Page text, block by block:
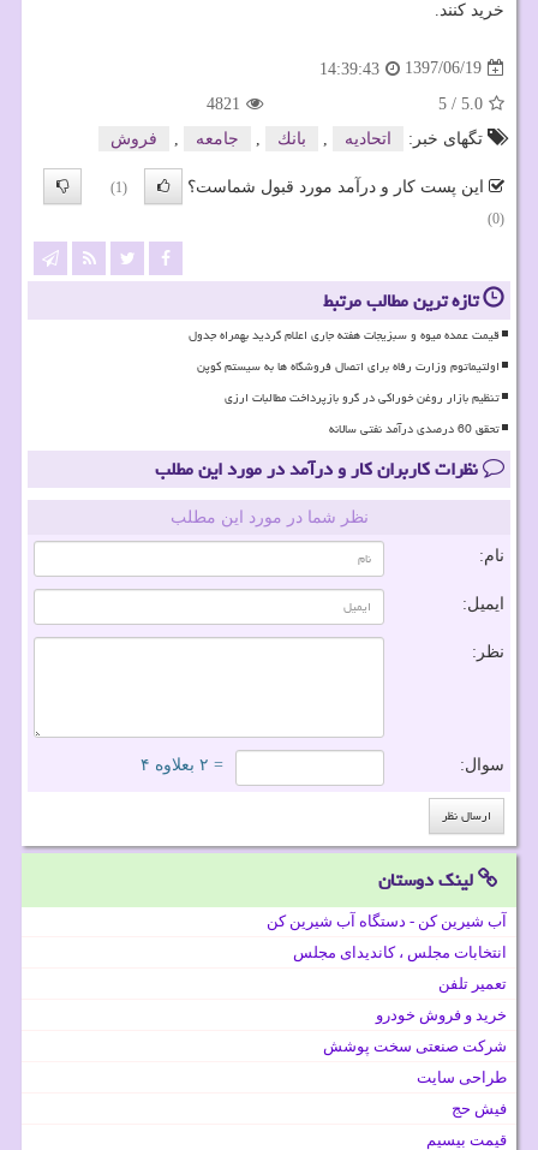
خرید كنند.
1397/06/19
14:39:43
5.0
/
5
4821
تگهای خبر:
اتحادیه , بانك , جامعه , فروش
این پست کار و درآمد مورد قبول شماست؟
(1)
(0)
تازه ترین مطالب مرتبط
قیمت عمده میوه و سبزیجات هفته جاری اعلام گردید بهمراه جدول
اولتیماتوم وزارت رفاه برای اتصال فروشگاه ها به سیستم کوپن
تنظیم بازار روغن خوراکی در گرو بازپرداخت مطالبات ارزی
تحقق 60 درصدی درآمد نفتی سالانه
نظرات کاربران کار و درآمد در مورد این مطلب
نظر شما در مورد این مطلب
نام:
ایمیل:
نظر:
سوال: = ۲ بعلاوه ۴
لینک دوستان
آب شیرین کن - دستگاه آب شیرین کن
انتخابات مجلس ، کاندیدای مجلس
تعمیر تلفن
خرید و فروش خودرو
شرکت صنعتی سخت پوشش
طراحی سایت
فیش حج
قیمت بیسیم